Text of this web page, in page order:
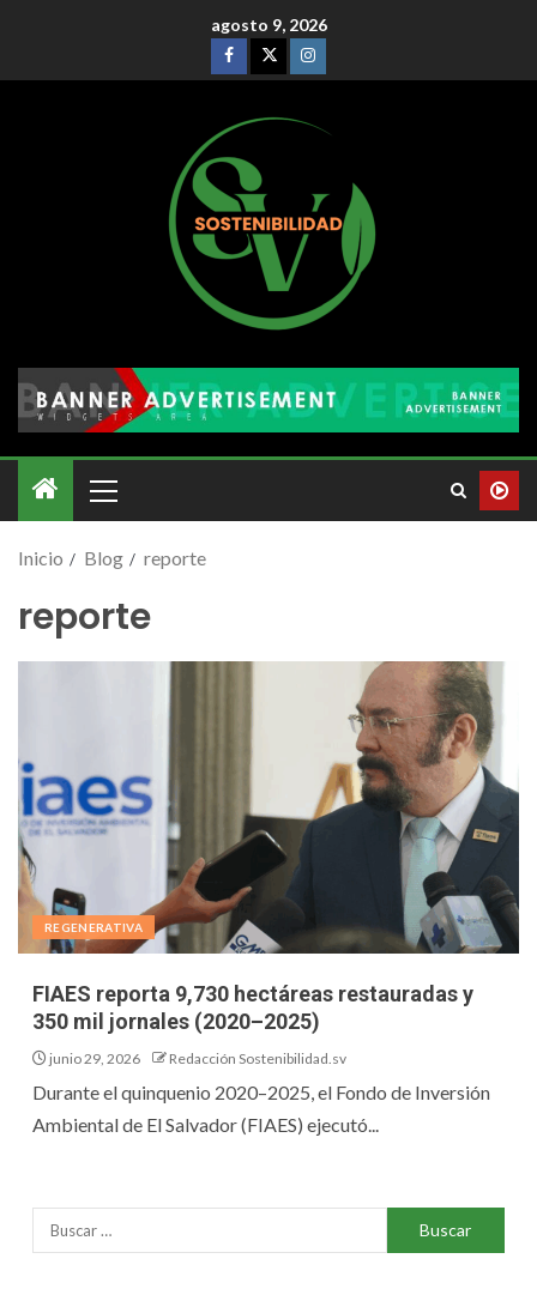
agosto 9, 2026
Inicio Blog reporte
reporte
REGENERATIVA
FIAES reporta 9,730 hectáreas restauradas y
350 mil jornales (2020–2025)
junio 29, 2026 Redacción Sostenibilidad.sv
Durante el quinquenio 2020–2025, el Fondo de Inversión
Ambiental de El Salvador (FIAES) ejecutó...